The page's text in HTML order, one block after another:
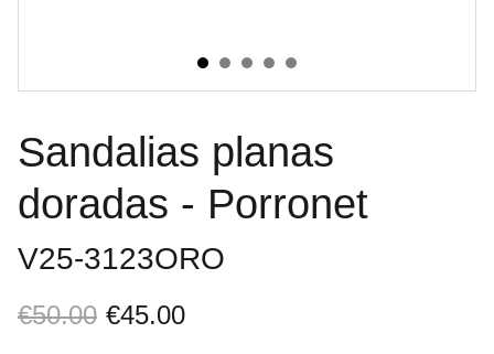
Sandalias planas
doradas - Porronet
V25-3123ORO
€50.00 €45.00